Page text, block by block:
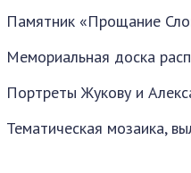
Памятник «Прощание
Мемориальная доска
Портреты Жукову и
Тематическая мозаика,